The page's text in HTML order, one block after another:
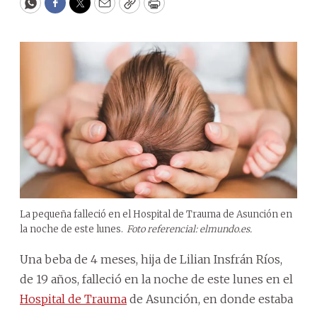
WhatsApp
Facebook
Twitter
EmailCopyPrint
La pequeña falleció en el Hospital de Trauma de Asunción en
la noche de este lunes. Foto referencial: elmundo.es.
Una beba de 4 meses, hija de Lilian Insfrán Ríos,
de 19 años, falleció en la noche de este lunes en el
Hospital de Trauma de Asunción, en donde estaba